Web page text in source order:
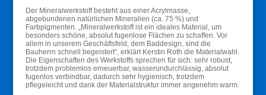
Der Mineralwerkstoff besteht aus einer Acrylmasse,
abgebundenen natürlichen Mineralien (ca. 75 %) und
Farbpigmenten. „Mineralwerkstoff ist ein ideales Material, um
besonders schöne, absolut fugenlose Flächen zu schaffen. Vor
allem in unserem Geschäftsfeld, dem Baddesign, sind die
Bauherrn schnell begeistert“, erklärt Kerstin Roth die Materialwahl.
Die Eigenschaften des Werkstoffs sprechen für sich: sehr robust,
trotzdem problemlos erneuerbar, wasserundurchlässig, absolut
fugenlos verbindbar, dadurch sehr hygienisch, trotzdem
pflegeleicht und dank der Materialstruktur immer angenehm warm.